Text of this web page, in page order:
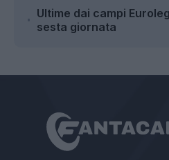
Ultime dai campi
sesta giornata